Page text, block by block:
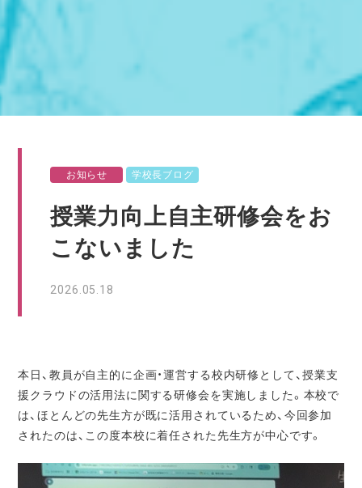
お知らせ 学校長ブログ
授業力向上自主研修会をお
こないました
2026.05.18
本日、教員が自主的に企画・運営する校内研修として、授業支
援クラウドの活用法に関する研修会を実施しました。本校で
は、ほとんどの先生方が既に活用されているため、今回参加
されたのは、この度本校に着任された先生方が中心です。